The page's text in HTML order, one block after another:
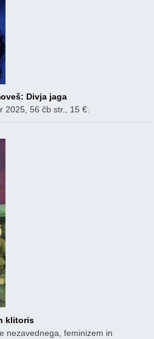
Divja jaga
2025, 56 čb str., 15 €.
klitoris
nezavednega, feminizem in